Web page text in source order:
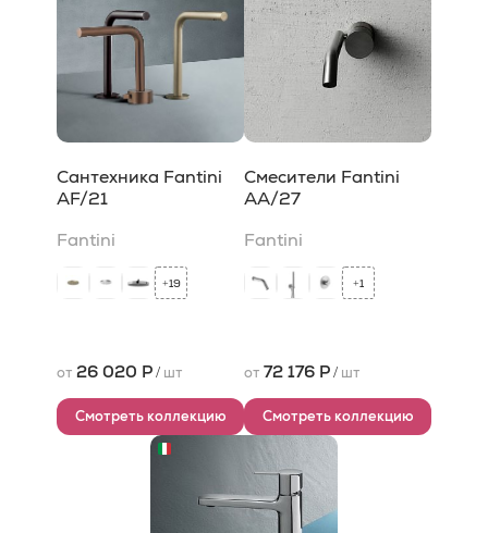
Сантехника Fantini
AF/21
Fantini
+19
от 26 020 Р/ шт
Смотреть коллекцию
Смесители Fantini
AA/27
Fantini
+1
от 72 176 Р/ шт
Смотреть коллекцию